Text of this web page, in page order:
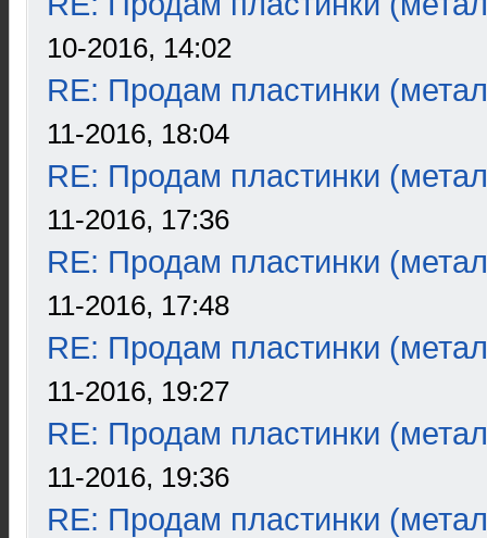
10-2016, 14:02
RE: Продам пластинки
11-2016, 18:04
RE: Продам пластинки
11-2016, 17:36
RE: Продам пластинки
11-2016, 17:48
RE: Продам пластинки
11-2016, 19:27
RE: Продам пластинки
11-2016, 19:36
RE: Продам пластинки